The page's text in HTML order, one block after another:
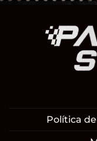
Política